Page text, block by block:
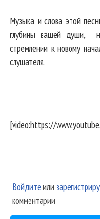
Музыка и слова этой
глубины вашей души,
стремлении к новому
слушателя.
[video:https://
Войдите или
комментарии